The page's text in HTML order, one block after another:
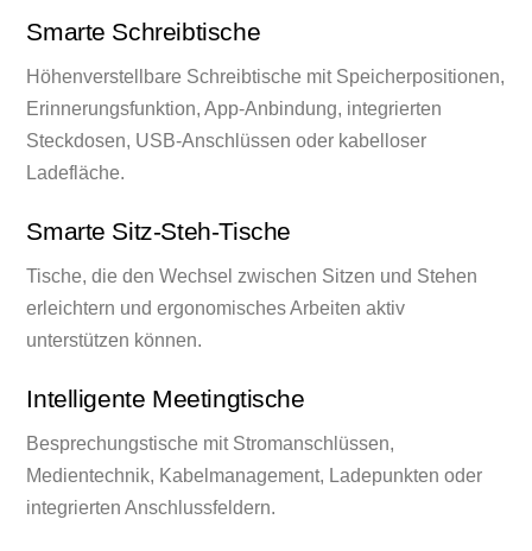
Smarte Schreibtische
Höhenverstellbare Schreibtische mit Speicherpositionen,
Erinnerungsfunktion, App-Anbindung, integrierten
Steckdosen, USB-Anschlüssen oder kabelloser
Ladefläche.
Smarte Sitz-Steh-Tische
Tische, die den Wechsel zwischen Sitzen und Stehen
erleichtern und ergonomisches Arbeiten aktiv
unterstützen können.
Intelligente Meetingtische
Besprechungstische mit Stromanschlüssen,
Medientechnik, Kabelmanagement, Ladepunkten oder
integrierten Anschlussfeldern.